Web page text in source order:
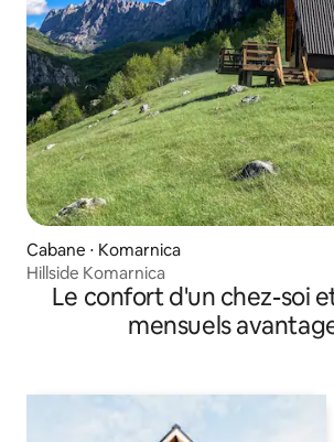
Cabane ⋅ Komarnica
Hillside Komarnica
Le confort d'un chez-soi
mensuels